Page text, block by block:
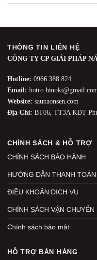
THÔNG TIN LIÊN HỆ
CÔNG TY CP GIẢI PHÁP
Hotline: 0966.388.824
Email:
Website: saunaonsen.com
Địa Chỉ: BT06, TT3A KĐT
CHÍNH SÁCH & HỖ TRỢ
CHÍNH SÁCH BẢO HÀNH
HƯỚNG DẪN THANH TOÁN
ĐIỀU KHOẢN DỊCH VỤ
CHÍNH SÁCH VẬN CHUYỂN
Chính sách bảo mật
HỖ TRỢ BÁN HÀNG